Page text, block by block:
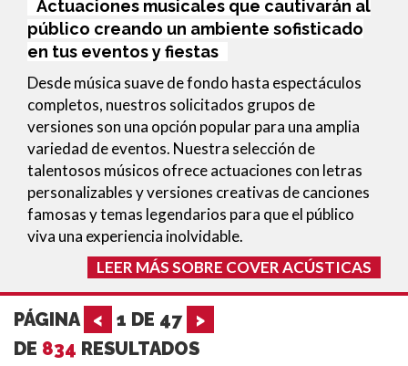
Actuaciones musicales que cautivarán al
público creando un ambiente sofisticado
en tus eventos y fiestas
Desde música suave de fondo hasta espectáculos
completos, nuestros solicitados grupos de
versiones son una opción popular para una amplia
variedad de eventos. Nuestra selección de
talentosos músicos ofrece actuaciones con letras
personalizablesy versiones creativas de canciones
famosas y temas legendarios para que el público
viva una experiencia inolvidable.
LEER MÁS SOBRE COVER ACÚSTICAS
PÁGINA < 1 DE 47
>
DE 834 RESULTADOS